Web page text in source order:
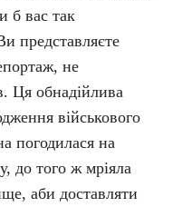
б вас так
представляєте
не
Ця обнадійлива
військового
погодилася на
до того ж мріяла
аби доставляти